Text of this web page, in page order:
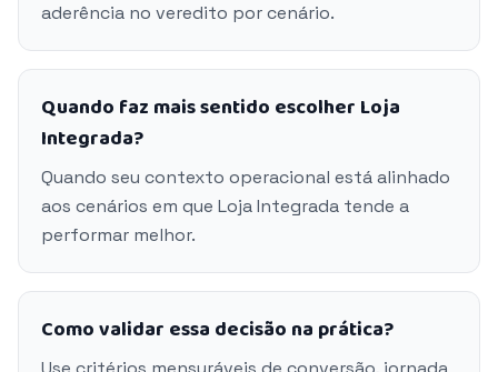
aderência no veredito por cenário.
Quando faz mais sentido escolher Loja
Integrada?
Quando seu contexto operacional está alinhado
aos cenários em que Loja Integrada tende a
performar melhor.
Como validar essa decisão na prática?